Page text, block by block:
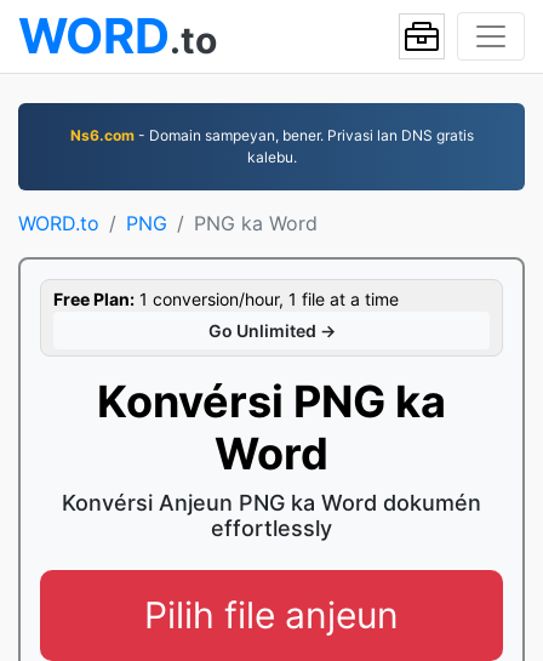
WORD.to
Ns6.com- Domain sampeyan, bener. Privasi lan DNS gratis
kalebu.
WORD.to PNG PNG ka Word
Free Plan: 1 conversion/hour, 1 file at a time
Go Unlimited →
Konvérsi PNG ka
Word
Konvérsi Anjeun PNG ka Word dokumén
effortlessly
Pilih file anjeun